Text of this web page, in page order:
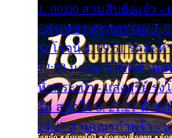
1. 00:00 สามสิบยังแจ๋ว -
- ศรเพชร ศรสุพรรณ 3.
รุ่งโรจน์ 4. 09:51 รักสะ
12:23 มอเตอร์ไซค์ทำห
หิ้วกระเป๋า - แสงสุรีย์ รุ่ง
รัก สลักใจ 8. 21:21 น้ำ
24:27 สามเณรกำพร้า -